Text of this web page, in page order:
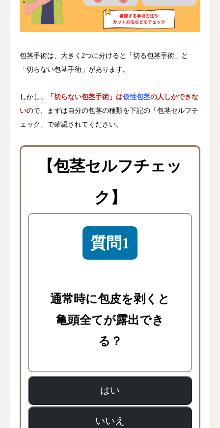
包茎手術は、大きく2つに分けると「切る包茎手術」と
「切らない包茎手術」があります。
しかし 、「切らない包茎手術」は仮性包茎の人しかできな
いので、まずは自分の包茎の種類を下記の「包茎セルフチ
ェック」で確認されてください。
【包茎セルフチェッ
ク】
質問1
通常時に包皮を剥くと
亀頭全てが露出でき
る？
はい
いいえ